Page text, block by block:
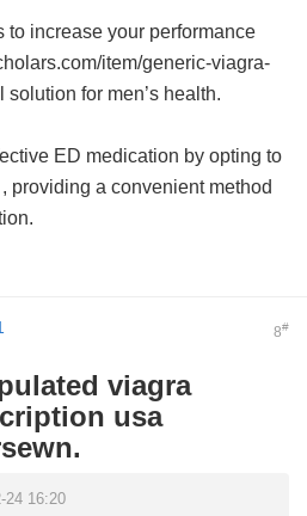
to increase your performance
item/generic-viagra-
solution for men’s health.
ED medication by opting to
, providing a convenient method
8#
viagra
usa
24 16:20